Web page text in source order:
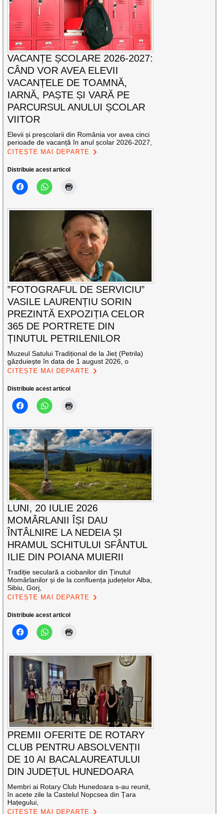
VACANȚE ȘCOLARE 2026-2027:
CÂND VOR AVEA ELEVII
VACANȚELE DE TOAMNĂ,
IARNĂ, PAȘTE ȘI VARĂ PE
PARCURSUL ANULUI ȘCOLAR
VIITOR
Elevii și preșcolarii din România vor avea cinci
perioade de vacanță în anul școlar 2026-2027,
CITEȘTE MAI DEPARTE
Distribuie acest articol
”FOTOGRAFUL DE SERVICIU”
VASILE LAURENȚIU SORIN
PREZINTĂ EXPOZIȚIA CELOR
365 DE PORTRETE DIN
ȚINUTUL PETRILENILOR
Muzeul Satului Tradițional de la Jieț (Petrila)
găzduiește în data de 1 august 2026, o
CITEȘTE MAI DEPARTE
Distribuie acest articol
LUNI, 20 IULIE 2026
MOMÂRLANII ÎȘI DAU
ÎNTÂLNIRE LA NEDEIA ȘI
HRAMUL SCHITULUI SFÂNTUL
ILIE DIN POIANA MUIERII
Tradiție seculară a ciobanilor din Ținutul
Momârlanilor și de la confluența județelor Alba,
Sibiu, Gorj,
CITEȘTE MAI DEPARTE
Distribuie acest articol
PREMII OFERITE DE ROTARY
CLUB PENTRU ABSOLVENȚII
DE 10 AI BACALAUREATULUI
DIN JUDEȚUL HUNEDOARA
Membri ai Rotary Club Hunedoara s-au reunit,
în acete zile la Castelul Nopcsea din Țara
Hațegului,
CITEȘTE MAI DEPARTE